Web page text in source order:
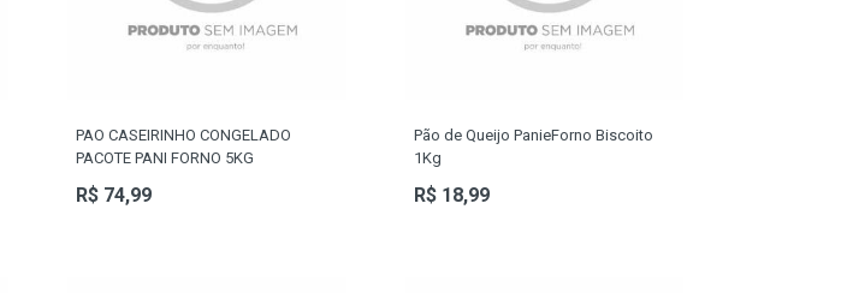
PAO CASEIRINHO CONGELADO
PACOTE PANI FORNO 5KG
R$ 74,99
Pão de Queijo PanieForno Biscoito
1Kg
R$ 18,99